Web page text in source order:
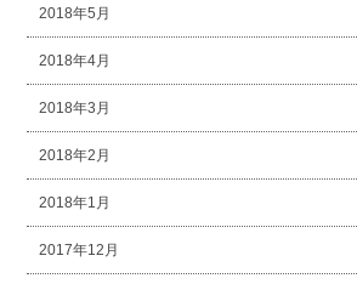
2018年5月
2018年4月
2018年3月
2018年2月
2018年1月
2017年12月